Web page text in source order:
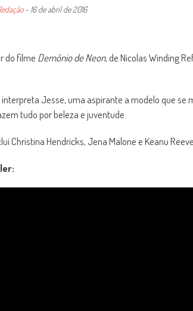
- 16 de abril de 2016
do filme Demônio de Neon, de Nicolas Winding
interpreta Jesse, uma aspirante a modelo que
tudo por beleza e juventude.
Christina Hendricks, Jena Malone e Keanu